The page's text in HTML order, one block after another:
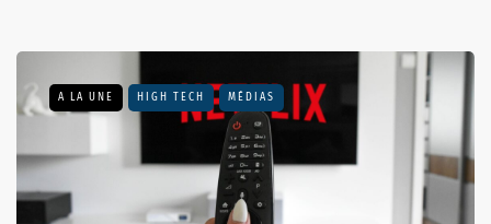
A LA UNE HIGH TECH MÉDIAS